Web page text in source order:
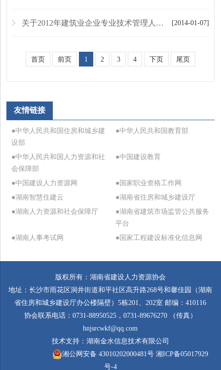
[2014-01-07]
关于2012年建筑业企业专业技术管理人员岗位资格 见习证换取岗位资格证书的通知
首页 前页 1 2 3 4 下页 尾页
友情链接
●中华人民共和国住房和城乡建
设部
●中华人民共和国教育部
●中华人民共和国人力资源和社
会保障部
●中国建设教育
●中国建设人力资源网
●国家职业资格工作网
●湖南智慧住建云
●湖南省住房和城乡建设厅
●湖南人力资源和社会保障厅
●湖南省建筑市场监管公共服务
平台
●湖南人事考试网
●国家工程建设标准化信息网
版权所有：湖南省建设人力资源协会
地址：长沙市雨花区洞井街道和平社区高升路268号和馨佳园（湖南
省住房和城乡建设厅办公楼隔壁）5栋201、202室 邮编：410116
协会联系电话：0731-88950525，0731-89676270 （传真）
hnjsrcwkf@qq.com
技术支持： 湖南金水信息技术有限公司
湘公网安备 43010202000481号 湘ICP备05017929
号-4